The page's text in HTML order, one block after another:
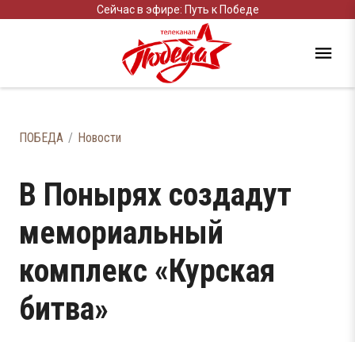
Сейчас в эфире: Путь к Победе
ПОБЕДА Новости
В Понырях создадут
мемориальный
комплекс «Курская
битва»